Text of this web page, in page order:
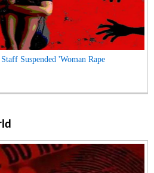
Suspended 'Woman Rape